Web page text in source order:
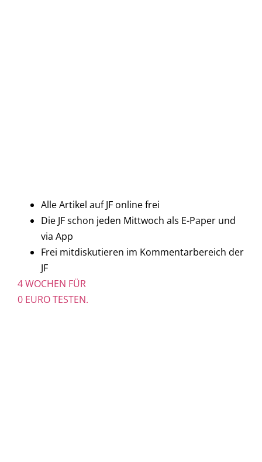
Alle Artikel auf JF online frei
Die JF schon jeden Mittwoch als E-Paper und
via App
Frei mitdiskutieren im Kommentarbereich der
JF
4 WOCHEN FÜR
0 EURO TESTEN.